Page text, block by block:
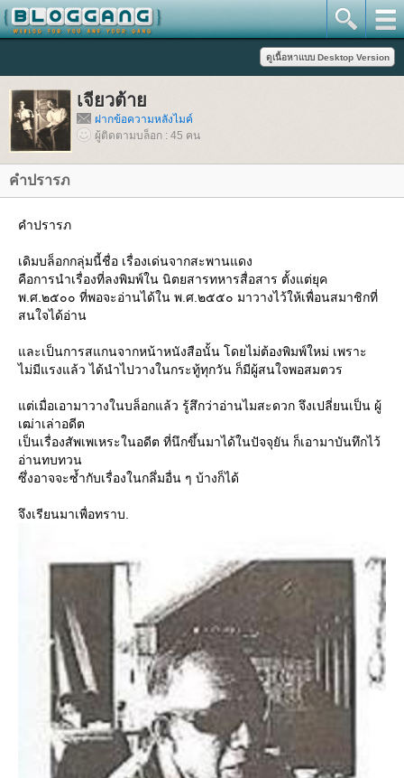
เจียวต้า
ฝากข้อความหลังไมค์
ผู้ติดตามบล็อก : 45 คน
คำปรารภ
คำปรารภ
เดิมบล็อกกลุ่มนี้ชื่อ เรื่องเด่นจากสะพานแดง
คือการนำเรื่องที่ลงพิมพ์ใน นิตยสารทหารสื่อสาร ตั้งแต่ยุค
พ.ศ.๒๕๐๐ ที่พอจะอ่านได้ใน พ.ศ.๒๕๕๐ มาวางไว้ให้เพื่อนสมาชิกที่
สนใจได้อ่าน
ละเป็นการสแกนจากหน้าหนังสือนั้น โดยไม่ต้องพิมพ์ใหม่ เพราะ
ไม่มีแรงแล้ว ได้นำไปวางในกระทู้ทุกวัน ก็มีผู้สนใจพอสมตวร
ต่เมื่อเอามาวางในบล็อกแล้ว รู้สึกว่าอ่านไมสะดวก จึงเปลี่ยนเป็น ผู้
เฒ่าเล่าอดีต
เป็นเรื่องสัพเพเหระในอดีต ที่นึกขึ้นมาได้ในปัจจุยัน ก็เอามาบันทึกไว้
อ่านทบทวน
ซึ่งอาจจะซ้ำกับเรื่องในกลึ่มอื่น ๆ บ้างก็ได้
จึงเรียนมาเพื่อทราบ.